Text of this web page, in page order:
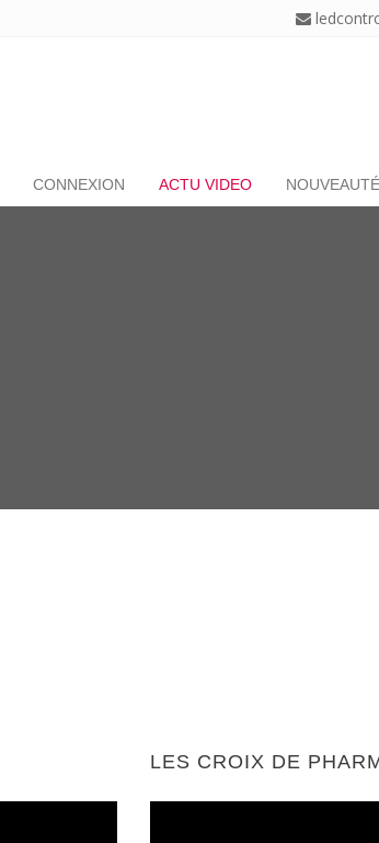
CONNEXION ACTU VIDEO NOUVEAUTÉ
LES CROIX DE